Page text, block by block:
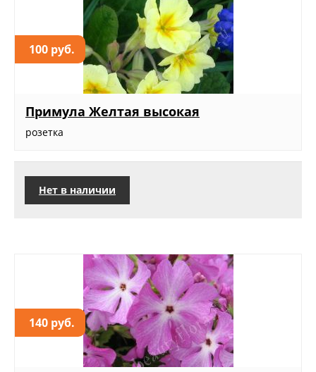
100 руб.
Примула Желтая высокая
розетка
Нет в наличии
140 руб.